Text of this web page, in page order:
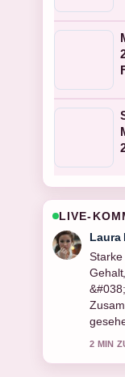
LIVE-
Nico
4 MIN